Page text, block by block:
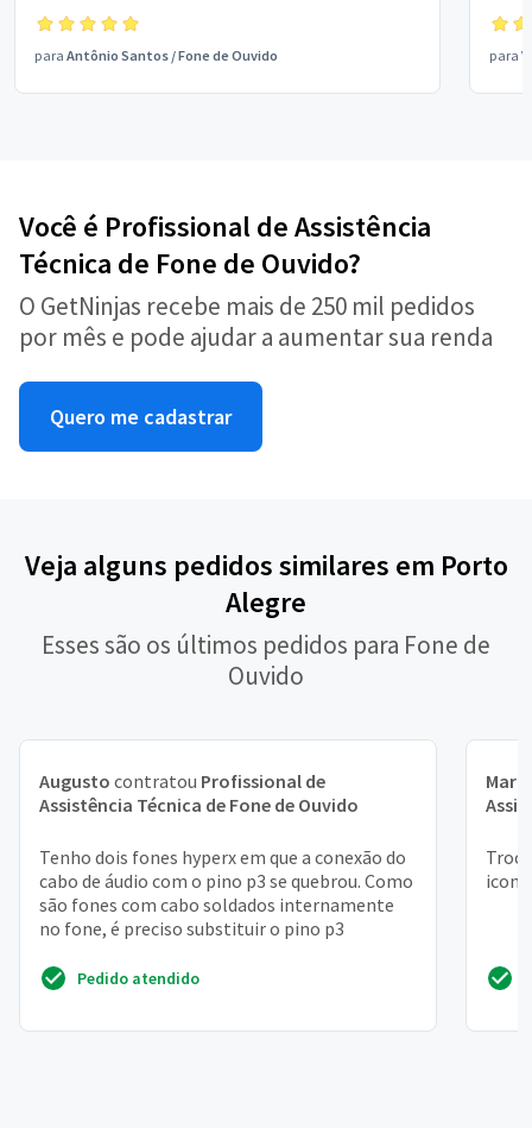
para Antônio Santos /Fone de Ouvido para
Você é Profissional de Assistência
Técnica de Fone de Ouvido?
O GetNinjas recebe mais de 250 mil pedidos
por mês e pode ajudar a aumentar sua renda
Quero me cadastrar
Veja alguns pedidos similares em Porto
Alegre
Esses são os últimos pedidos para Fone de
Ouvido
Augusto contratou Profissional de
Assistência Técnica de Fone de Ouvido
Tenho dois fones hyperx em que a conexão do
cabo de áudio com o pino p3 se quebrou. Como
são fones com cabo soldados internamente
no fone, é preciso substituir o pino p3
Pedido atendido